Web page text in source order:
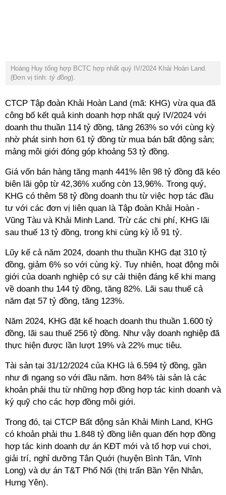
Hoàng Huy tổng hợp BCTC hợp nhất quý IV/2024 Khải Hoàn Land.
(Đơn vị tính: tỷ đồng).
CTCP Tập đoàn Khải Hoàn Land (mã: KHG) vừa qua đã
công bố kết quả kinh doanh hợp nhất quý IV/2024 với
doanh thu thuần 114 tỷ đồng, tăng 263% so với cùng kỳ
nhờ phát sinh hơn 61 tỷ đồng từ mua bán bất động sản;
mảng môi giới đóng góp khoảng 53 tỷ đồng.
Giá vốn bán hàng tăng mạnh 441% lên 98 tỷ đồng đã kéo
biên lãi gộp từ 42,36% xuống còn 13,96%. Trong quý,
KHG có thêm 58 tỷ đồng doanh thu từ việc hợp tác đầu
tư với các đơn vị liên quan là Tập đoàn Khải Hoàn -
Vũng Tàu và Khải Minh Land. Trừ các chi phí, KHG lãi
sau thuế 13 tỷ đồng, trong khi cùng kỳ lỗ 91 tỷ.
Lũy kế cả năm 2024, doanh thu thuần KHG đạt 310 tỷ
đồng, giảm 6% so với cùng kỳ. Tuy nhiên, hoạt động môi
giới của doanh nghiệp có sự cải thiện đáng kể khi mang
về doanh thu 144 tỷ đồng, tăng 82%. Lãi sau thuế cả
năm đạt 57 tỷ đồng, tăng 123%.
Năm 2024, KHG đặt kế hoạch doanh thu thuần 1.600 tỷ
đồng, lãi sau thuế 256 tỷ đồng. Như vậy doanh nghiệp đã
thực hiện được lần lượt 19% và 22% mục tiêu.
Tài sản tại 31/12/2024 của KHG là 6.594 tỷ đồng, gần
như đi ngang so với đầu năm. hơn 84% tài sản là các
khoản phải thu từ những hợp đồng hợp tác kinh doanh và
ký quỹ cho các hợp đồng môi giới.
Trong đó, tại CTCP Bất động sản Khải Minh Land, KHG
có khoản phải thu 1.848 tỷ đồng liên quan đến hợp đồng
hợp tác kinh doanh dự án KĐT mới và tổ hợp vui chơi,
giải trí, nghỉ dưỡng Tân Quới (huyện Bình Tân, Vĩnh
Long) và dự án T&T Phố Nối (thị trấn Bần Yên Nhân,
Hưng Yên).